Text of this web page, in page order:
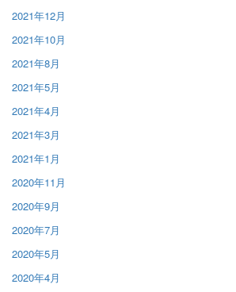
2021年12月
2021年10月
2021年8月
2021年5月
2021年4月
2021年3月
2021年1月
2020年11月
2020年9月
2020年7月
2020年5月
2020年4月